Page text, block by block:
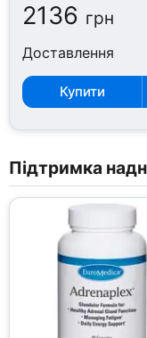
2136 грн
Доставлення
Купити
Підтримка